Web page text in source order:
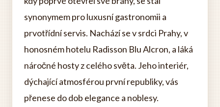
synonymem pro luxusní gastronomii a
prvotřídní servis. Nachází se v srdci Prahy, v
honosném hotelu Radisson Blu Alcron, a láká
náročné hosty z celého světa. Jeho interiér,
dýchající atmosférou první republiky, vás
přenese do dob elegance a noblesy.